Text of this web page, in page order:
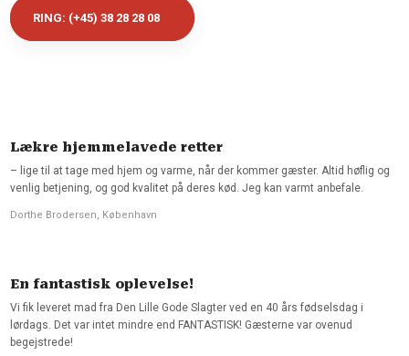
​RING: (+45) 38 28 28 08​​
Lækre hjemmelavede retter
– lige til at tage med hjem og varme, når der kommer gæster. Altid høflig og
venlig betjening, og god kvalitet på deres kød. Jeg kan varmt anbefale.
Dorthe Brodersen, København
En fantastisk oplevelse!
Vi fik leveret mad fra Den Lille Gode Slagter ved en 40 års fødselsdag i
lørdags. Det var intet mindre end FANTASTISK! Gæsterne var ovenud
begejstrede!